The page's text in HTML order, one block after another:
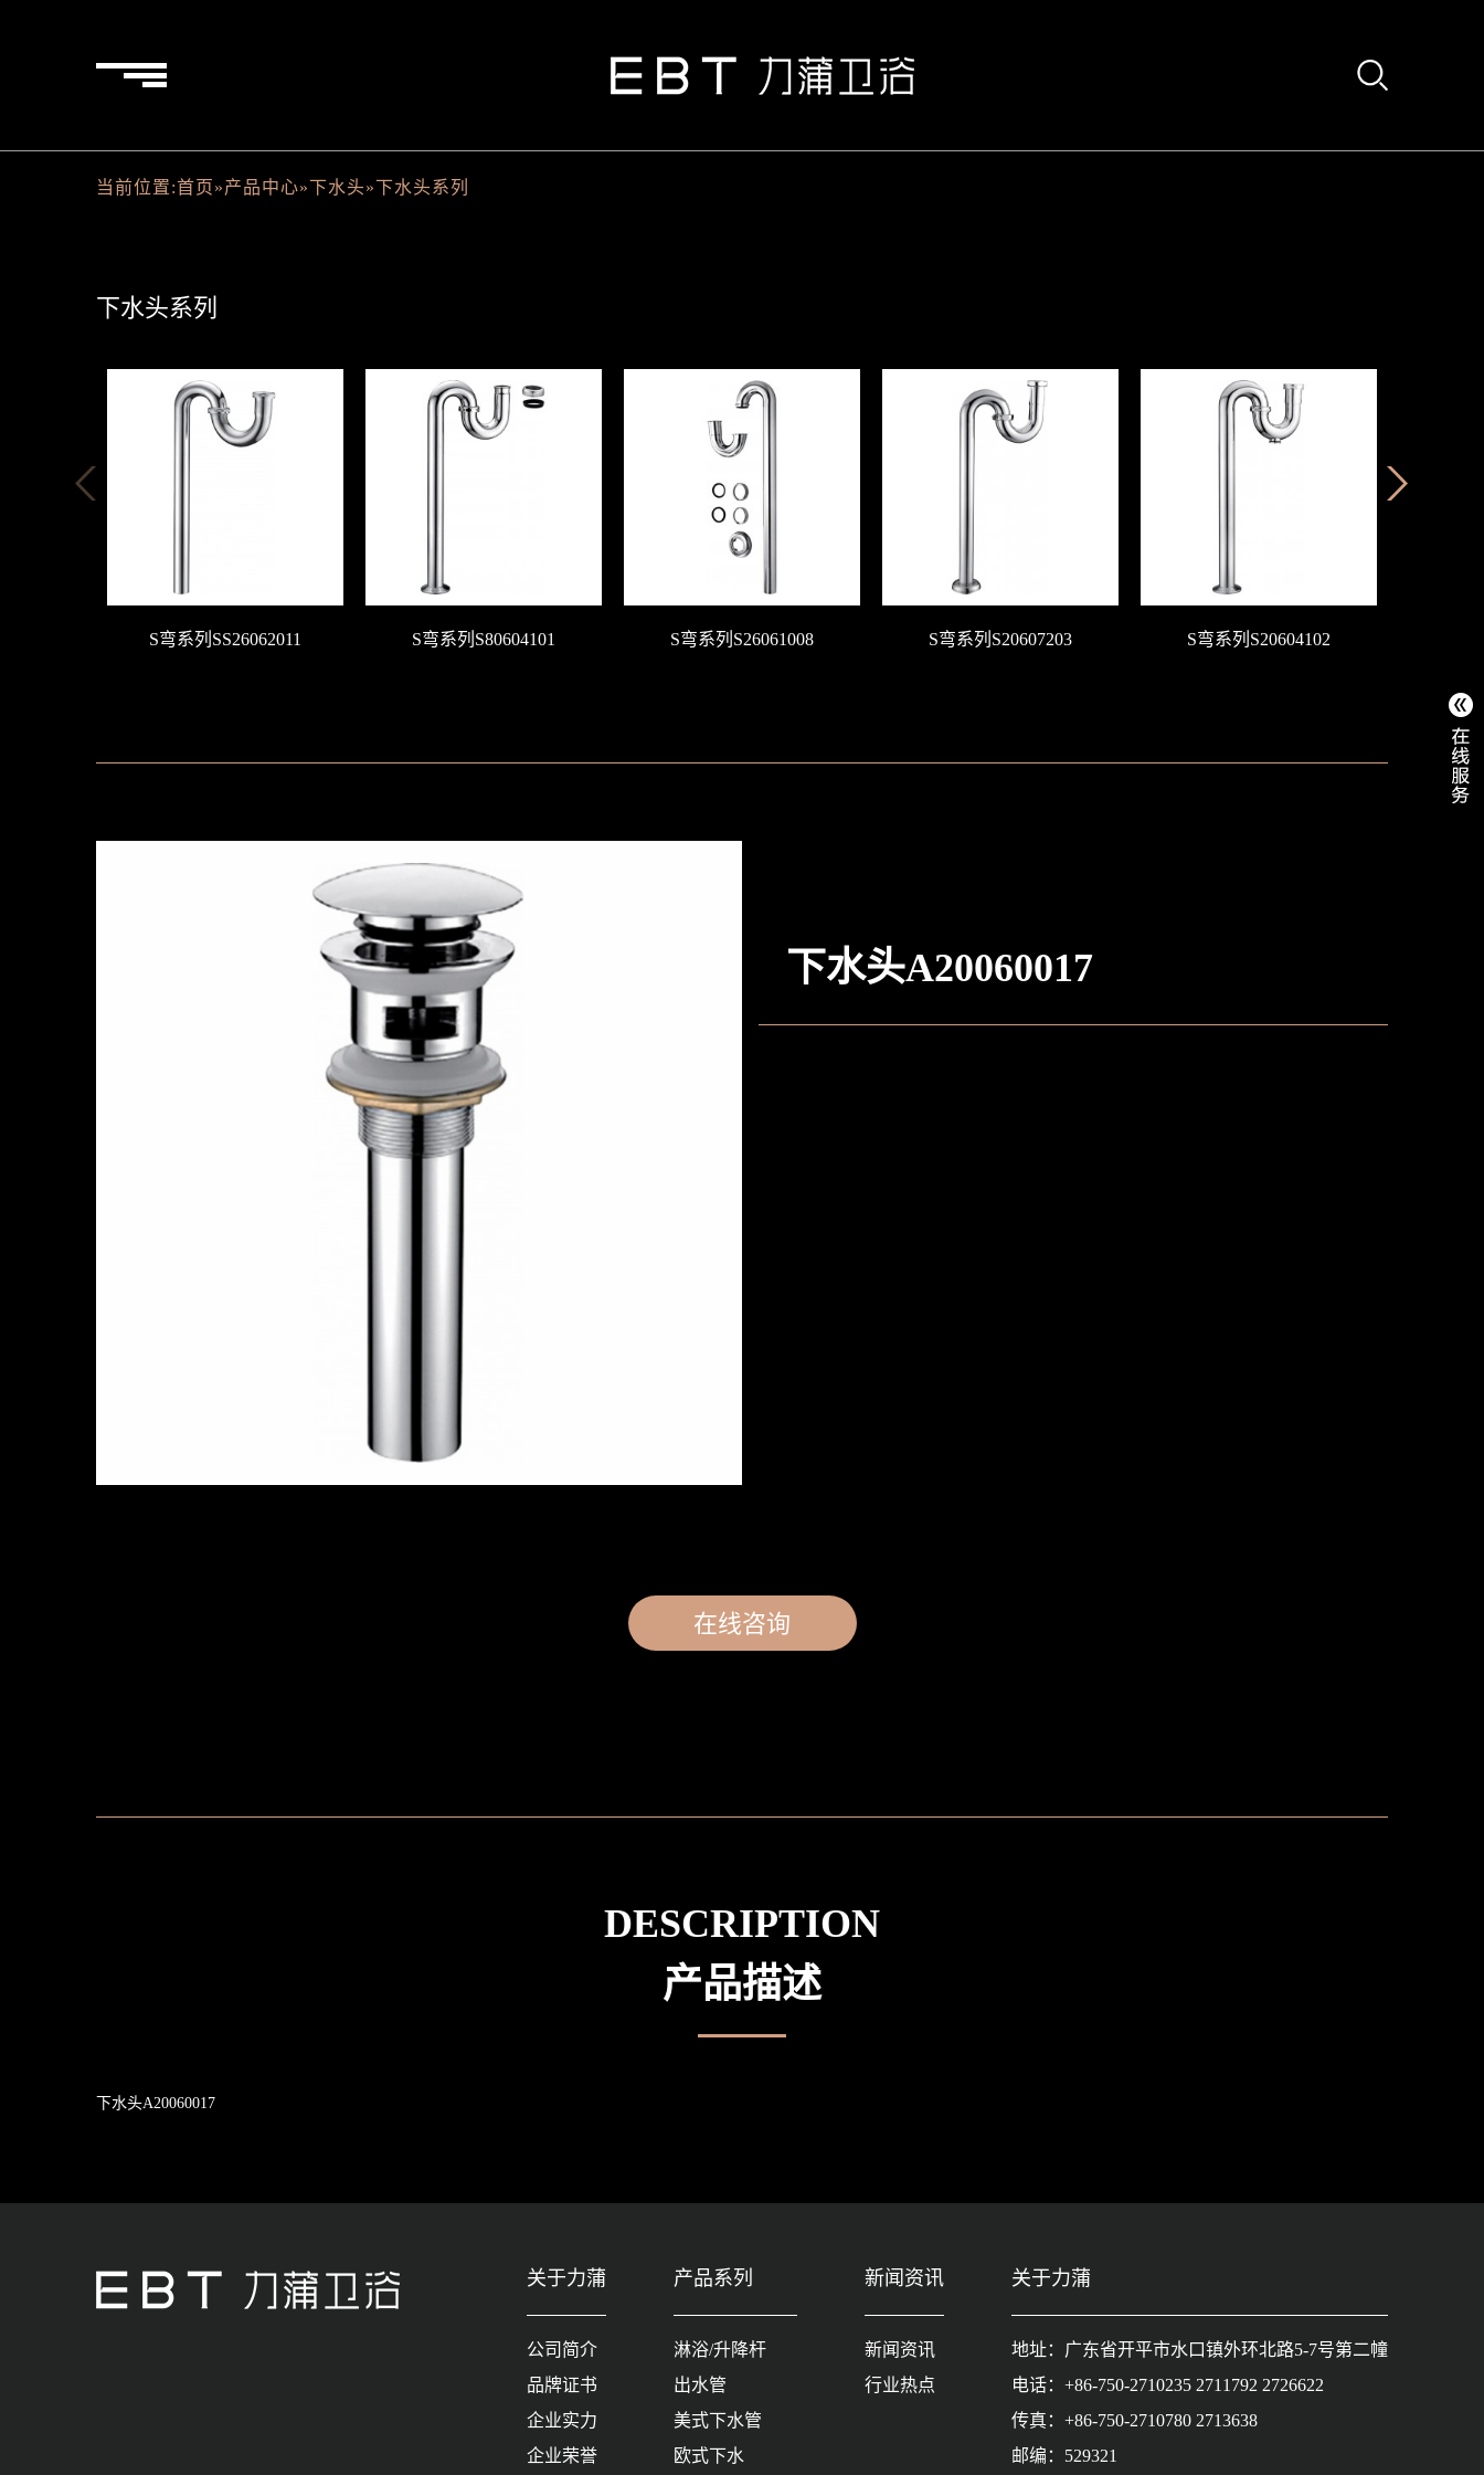
当前位置:首页»产品中心»下水头»下水头系列
下水头系列
S弯系列SS26062011 S弯系列S80604101 S弯系列S26061008 S弯系列S20607203 S弯系列S20604102
下水头A20060017
在线咨询
DESCRIPTION
产品描述
下水头A20060017
关于力蒲
公司简介
品牌证书
企业实力
企业荣誉
产品系列
淋浴/升降杆
出水管
美式下水管
欧式下水
新闻资讯
新闻资讯
行业热点
关于力蒲
地址：广东省开平市水口镇外环北路5-7号第二幢
电话：+86-750-2710235 2711792 2726622
传真：+86-750-2710780 2713638
邮编：529321